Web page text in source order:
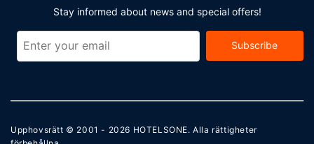
Stay informed about news and special offers!
Subscribe
Upphovsrätt © 2001 - 2026 HOTELSONE. Alla rättigheter